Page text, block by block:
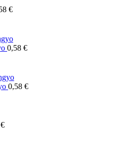
€
0,58 €
0,58 €
€